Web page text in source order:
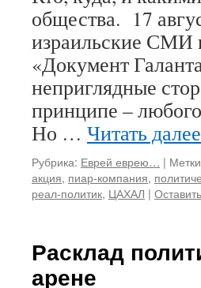
общества. 17
израильские СМИ
«Документ
неприглядные
принципе –
Но … Читать далее
Рубрика: Еврей еврею… |
акция, пиар-компания,
реал-политик, ЦАХАЛ |
Расклад
арене